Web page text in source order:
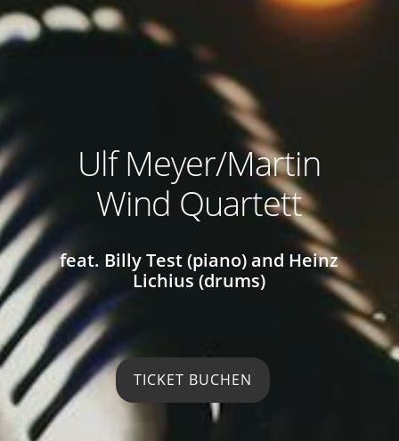
Ulf Meyer/Martin
Wind Quartett
feat. Billy Test (piano) and Heinz
Lichius (drums)
TICKET BUCHEN